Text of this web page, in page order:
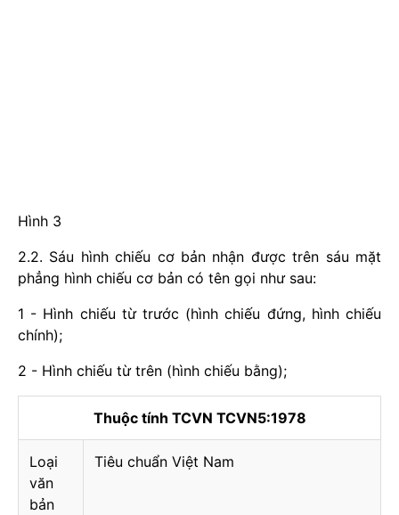
Hình 3
2.2. Sáu hình chiếu cơ bản nhận được trên sáu mặt
phẳng hình chiếu cơ bản có tên gọi như sau:
1 - Hình chiếu từ trước (hình chiếu đứng, hình chiếu
chính);
2 - Hình chiếu từ trên (hình chiếu bằng);
Thuộc tính TCVN TCVN5:1978
Loại
văn
bản
Tiêu chuẩn Việt Nam